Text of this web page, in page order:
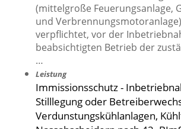
(mittelgroße Feuerungsanlage,
und
verpflichtet, vor der
beabsichtigten Betrieb der
…
Leistung
Immissionsschutz -
Stilllegung oder
Verdunstungskühlanlagen,